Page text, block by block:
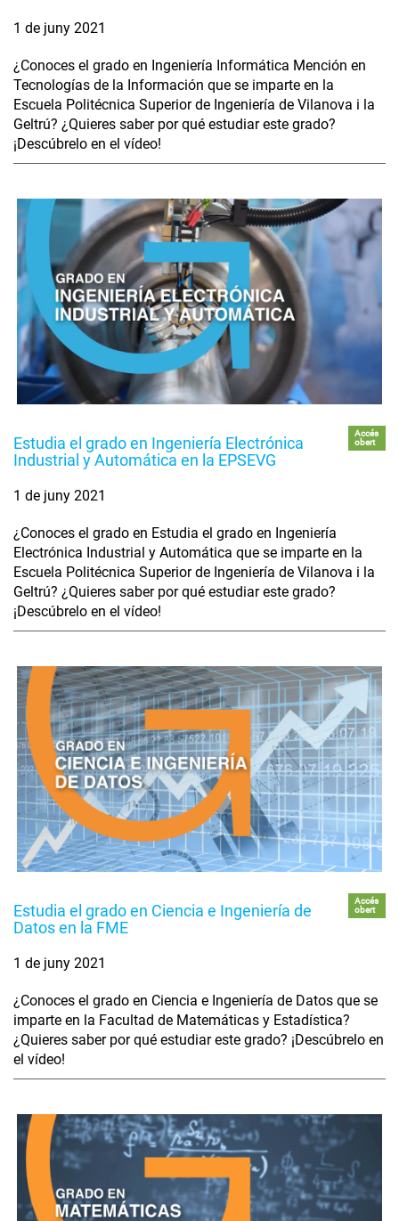
1 de juny 2021
¿Conoces el grado en Ingeniería Informática Mención en
Tecnologías de la Información que se imparte en la
Escuela Politécnica Superior de Ingeniería de Vilanova i la
Geltrú? ¿Quieres saber por qué estudiar este grado?
¡Descúbrelo en el vídeo!
Estudia el grado en Ingeniería Electrónica
Industrial y Automática en la EPSEVG
Accés
obert
1 de juny 2021
¿Conoces el grado en Estudia el grado en Ingeniería
Electrónica Industrial y Automática que se imparte en la
Escuela Politécnica Superior de Ingeniería de Vilanova i la
Geltrú? ¿Quieres saber por qué estudiar este grado?
¡Descúbrelo en el vídeo!
Estudia el grado en Ciencia e Ingeniería de
Datos en la FME
Accés
obert
1 de juny 2021
¿Conoces el grado en Ciencia e Ingeniería de Datos que se
imparte en la Facultad de Matemáticas y Estadística?
¿Quieres saber por qué estudiar este grado? ¡Descúbrelo en
el vídeo!